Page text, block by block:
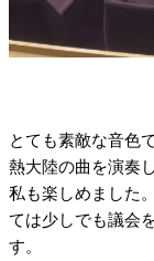
とても素敵な音色
熱大陸の曲を演奏
私も楽しめました
ては少しでも議会
す。